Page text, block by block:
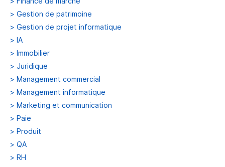
> Gestion de patrimoine
> Gestion de projet informatique
> IA
> Immobilier
> Juridique
> Management commercial
> Management informatique
> Marketing et communication
> Paie
> Produit
> QA
> RH